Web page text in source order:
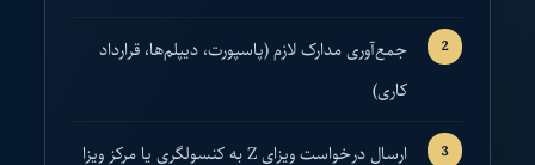
جمع‌آوری مدارک لازم (پاسپورت، دیپلم‌ها، قرارداد
کاری)
ارسال درخواست ویزای Z به کنسولگری یا مرکز ویزا